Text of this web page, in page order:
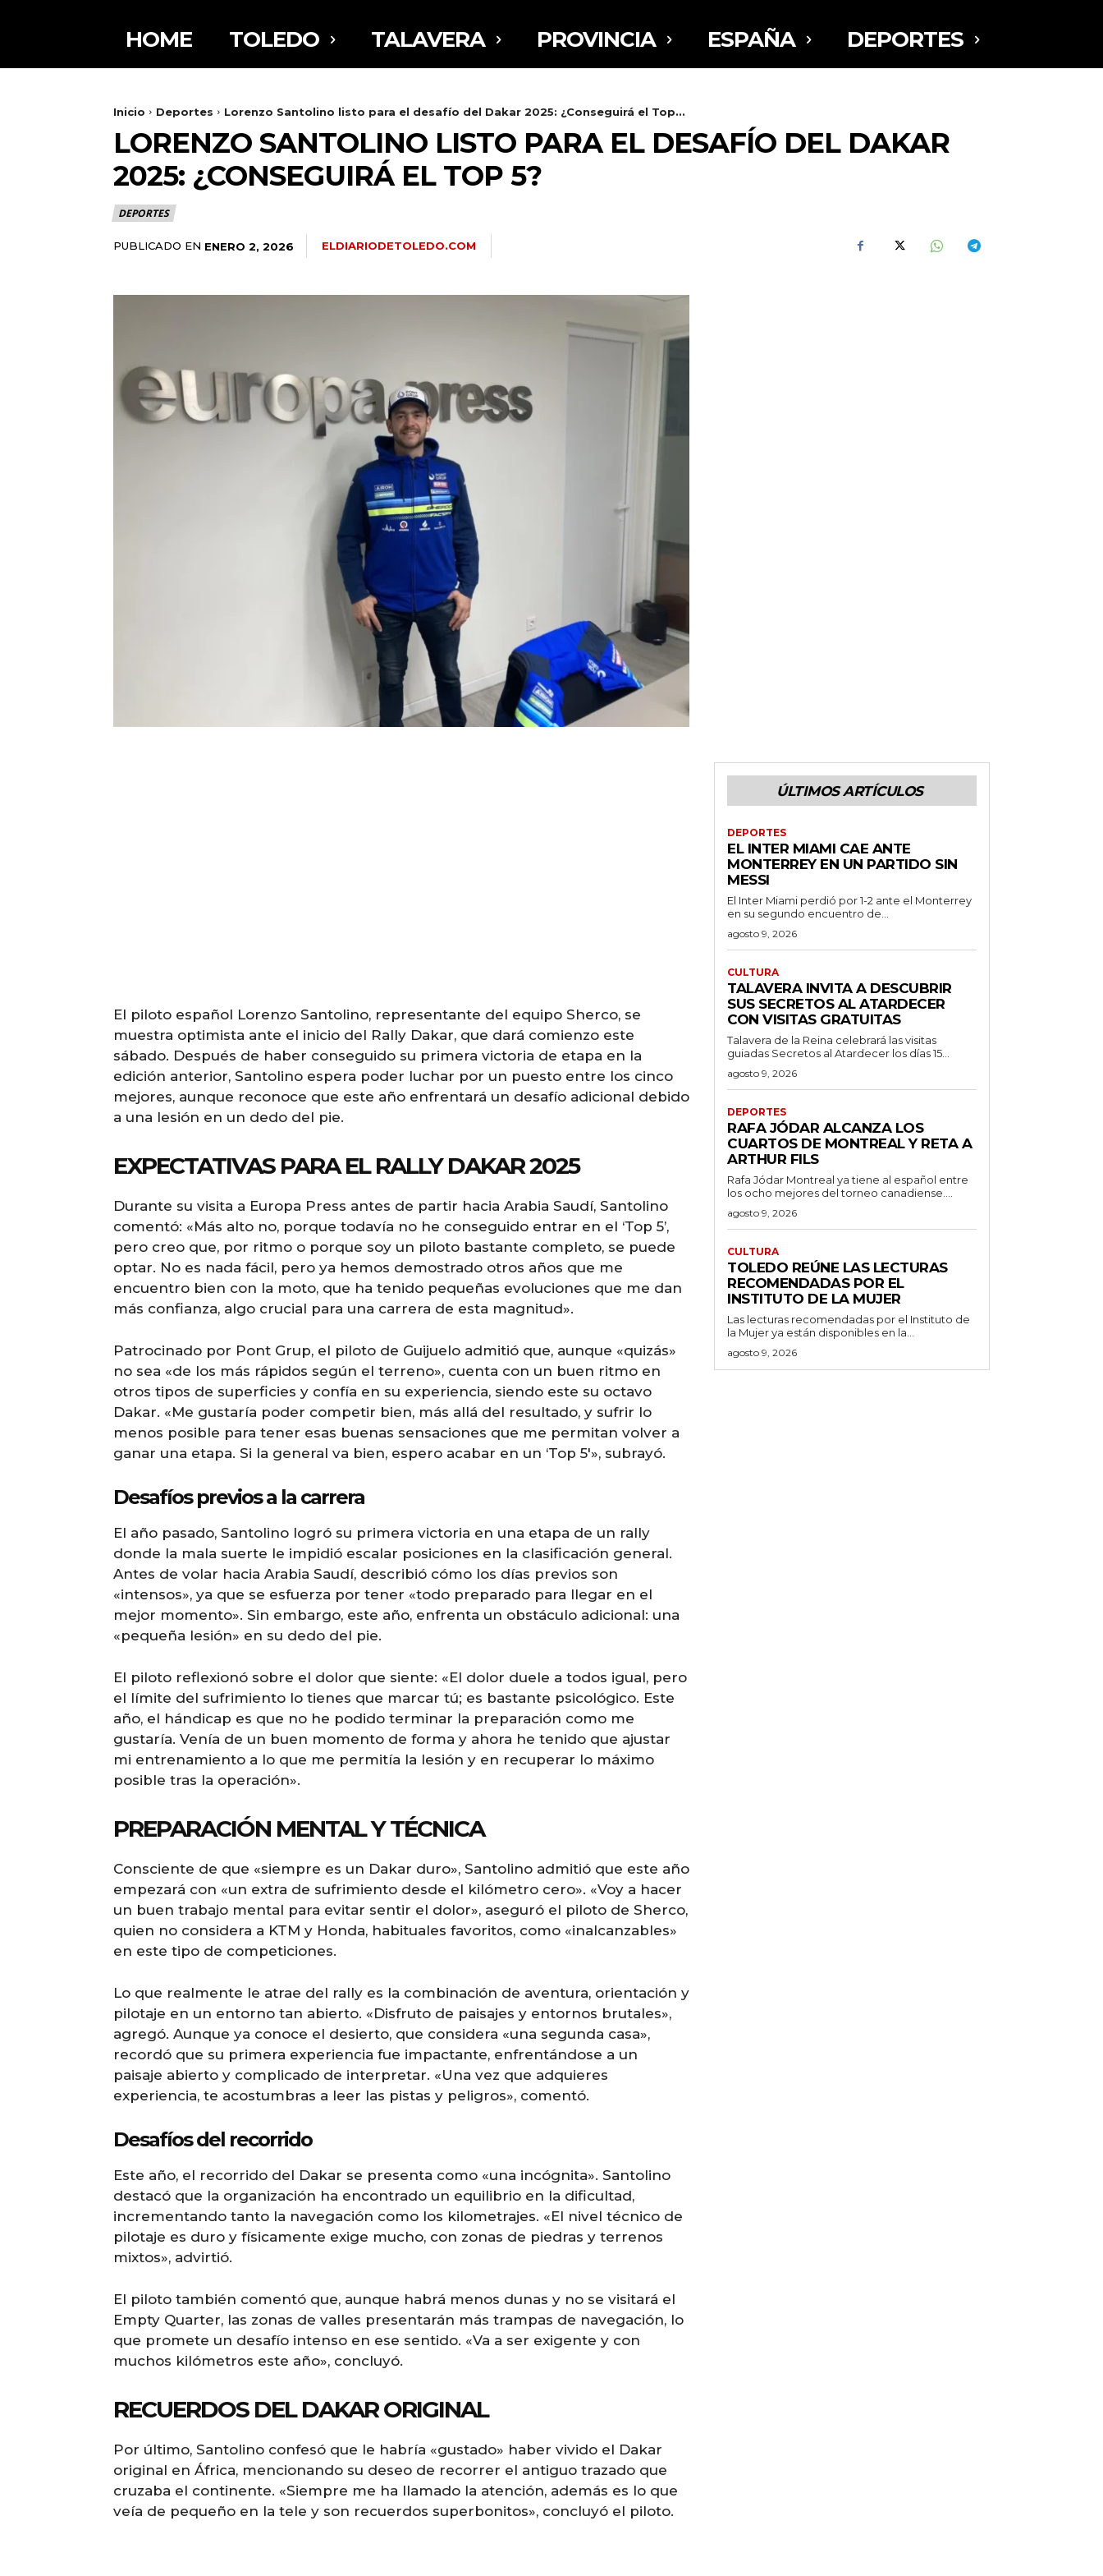
HOME TOLEDO TALAVERA PROVINCIA ESPAÑA DEPORTES
Inicio Deportes Lorenzo Santolino listo para el desafío del Dakar 2025: ¿Conseguirá el Top...
LORENZO SANTOLINO LISTO PARA EL DESAFÍO DEL DAKAR
2025: ¿CONSEGUIRÁ EL TOP 5?
DEPORTES
PUBLICADO EN ENERO 2, 2026 ELDIARIODETOLEDO.COM
El piloto español Lorenzo Santolino, representante del equipo Sherco, se
muestra optimista ante el inicio del Rally Dakar, que dará comienzo este
sábado. Después de haber conseguido su primera victoria de etapa en la
edición anterior, Santolino espera poder luchar por un puesto entre los cinco
mejores, aunque reconoce que este año enfrentará un desafío adicional debido
a una lesión en un dedo del pie.
EXPECTATIVAS PARA EL RALLY DAKAR 2025
Durante su visita a Europa Press antes de partir hacia Arabia Saudí, Santolino
comentó: «Más alto no, porque todavía no he conseguido entrar en el ‘Top 5’,
pero creo que, por ritmo o porque soy un piloto bastante completo, se puede
optar. No es nada fácil, pero ya hemos demostrado otros años que me
encuentro bien con la moto, que ha tenido pequeñas evoluciones que me dan
más confianza, algo crucial para una carrera de esta magnitud».
Patrocinado por Pont Grup, el piloto de Guijuelo admitió que, aunque «quizás»
no sea «de los más rápidos según el terreno», cuenta con un buen ritmo en
otros tipos de superficies y confía en su experiencia, siendo este su octavo
Dakar. «Me gustaría poder competir bien, más allá del resultado, y sufrir lo
menos posible para tener esas buenas sensaciones que me permitan volver a
ganar una etapa. Si la general va bien, espero acabar en un ‘Top 5′», subrayó.
Desafíos previos a la carrera
El año pasado, Santolino logró su primera victoria en una etapa de un rally
donde la mala suerte le impidió escalar posiciones en la clasificación general.
Antes de volar hacia Arabia Saudí, describió cómo los días previos son
«intensos», ya que se esfuerza por tener «todo preparado para llegar en el
mejor momento». Sin embargo, este año, enfrenta un obstáculo adicional: una
«pequeña lesión» en su dedo del pie.
El piloto reflexionó sobre el dolor que siente: «El dolor duele a todos igual, pero
el límite del sufrimiento lo tienes que marcar tú; es bastante psicológico. Este
año, el hándicap es que no he podido terminar la preparación como me
gustaría. Venía de un buen momento de forma y ahora he tenido que ajustar
mi entrenamiento a lo que me permitía la lesión y en recuperar lo máximo
posible tras la operación».
PREPARACIÓN MENTAL Y TÉCNICA
Consciente de que «siempre es un Dakar duro», Santolino admitió que este año
empezará con «un extra de sufrimiento desde el kilómetro cero». «Voy a hacer
un buen trabajo mental para evitar sentir el dolor», aseguró el piloto de Sherco,
quien no considera a KTM y Honda, habituales favoritos, como «inalcanzables»
en este tipo de competiciones.
Lo que realmente le atrae del rally es la combinación de aventura, orientación y
pilotaje en un entorno tan abierto. «Disfruto de paisajes y entornos brutales»,
agregó. Aunque ya conoce el desierto, que considera «una segunda casa»,
recordó que su primera experiencia fue impactante, enfrentándose a un
paisaje abierto y complicado de interpretar. «Una vez que adquieres
experiencia, te acostumbras a leer las pistas y peligros», comentó.
Desafíos del recorrido
Este año, el recorrido del Dakar se presenta como «una incógnita». Santolino
destacó que la organización ha encontrado un equilibrio en la dificultad,
incrementando tanto la navegación como los kilometrajes. «El nivel técnico de
pilotaje es duro y físicamente exige mucho, con zonas de piedras y terrenos
mixtos», advirtió.
El piloto también comentó que, aunque habrá menos dunas y no se visitará el
Empty Quarter, las zonas de valles presentarán más trampas de navegación, lo
que promete un desafío intenso en ese sentido. «Va a ser exigente y con
muchos kilómetros este año», concluyó.
RECUERDOS DEL DAKAR ORIGINAL
Por último, Santolino confesó que le habría «gustado» haber vivido el Dakar
original en África, mencionando su deseo de recorrer el antiguo trazado que
cruzaba el continente. «Siempre me ha llamado la atención, además es lo que
veía de pequeño en la tele y son recuerdos superbonitos», concluyó el piloto.
ÚLTIMOS ARTÍCULOS
DEPORTES
EL INTER MIAMI CAE ANTE
MONTERREY EN UN PARTIDO SIN
MESSI
El Inter Miami perdió por 1-2 ante el Monterrey
en su segundo encuentro de...
agosto 9, 2026
CULTURA
TALAVERA INVITA A DESCUBRIR
SUS SECRETOS AL ATARDECER
CON VISITAS GRATUITAS
Talavera de la Reina celebrará las visitas
guiadas Secretos al Atardecer los días 15...
agosto 9, 2026
DEPORTES
RAFA JÓDAR ALCANZA LOS
CUARTOS DE MONTREAL Y RETA A
ARTHUR FILS
Rafa Jódar Montreal ya tiene al español entre
los ocho mejores del torneo canadiense....
agosto 9, 2026
CULTURA
TOLEDO REÚNE LAS LECTURAS
RECOMENDADAS POR EL
INSTITUTO DE LA MUJER
Las lecturas recomendadas por el Instituto de
la Mujer ya están disponibles en la...
agosto 9, 2026